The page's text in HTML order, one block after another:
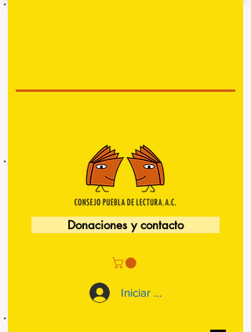
Donaciones y contacto
Iniciar sesión